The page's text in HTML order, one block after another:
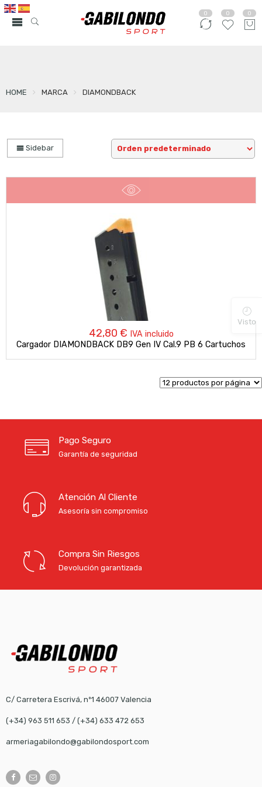
0 0 0
HOME MARCA DIAMONDBACK
Sidebar
42,80 € IVA incluido
Cargador DIAMONDBACK DB9 Gen IV Cal.9 PB 6 Cartuchos
Pago Seguro
Garantía de seguridad
Atención Al Cliente
Asesoría sin compromiso
Compra Sin Riesgos
Devolución garantizada
C/ Carretera Escrivá, nº1 46007 Valencia
(+34) 963 511 653 / (+34) 633 472 653
armeriagabilondo@gabilondosport.com
Visto